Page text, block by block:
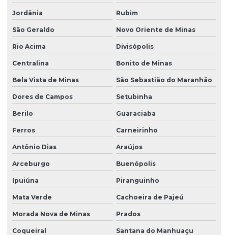
Jordânia Rubim
São Geraldo Novo Oriente de Minas
Rio Acima Divisópolis
Centralina Bonito de Minas
Bela Vista de Minas São Sebastião do Maranhão
Dores de Campos Setubinha
Berilo Guaraciaba
Ferros Carneirinho
Antônio Dias Araújos
Arceburgo Buenópolis
Ipuiúna Piranguinho
Mata Verde Cachoeira de Pajeú
Morada Nova de Minas Prados
Coqueiral Santana do Manhuaçu